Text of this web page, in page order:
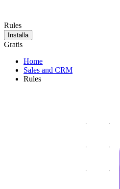
Rules
Installa
Gratis
Home
Sales and CRM
Rules